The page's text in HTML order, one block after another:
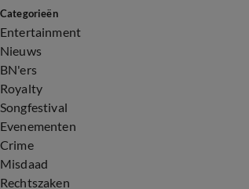
Categorieën
Entertainment
Nieuws
BN'ers
Royalty
Songfestival
Evenementen
Crime
Misdaad
Rechtszaken